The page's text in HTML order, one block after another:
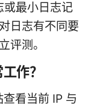
最小日志记
日志有不同要
评测。
作？
看当前 IP 与